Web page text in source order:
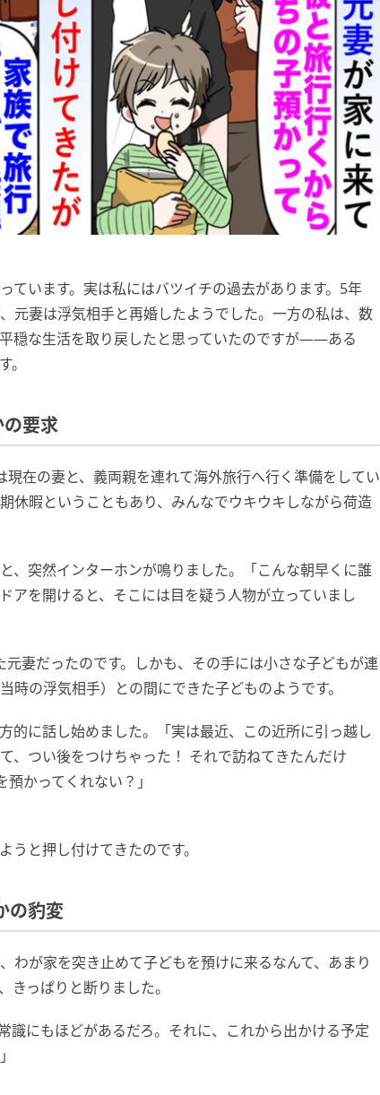
ています。実は私にはバツイチの過去があります。5年
元妻は浮気相手と再婚したようでした。一方の私は、数
穏な生活を取り戻したと思っていたのですが――ある
要求
在の妻と、義両親を連れて海外旅行へ行く準備をしてい
休暇ということもあり、みんなでウキウキしながら荷造
、突然インターホンが鳴りました。「こんな朝早くに誰
アを開けると、そこには目を疑う人物が立っていまし
妻だったのです。しかも、その手には小さな子どもが連
時の浮気相手）との間にできた子どものようです。
的に話し始めました。「実は最近、この近所に引っ越し
、つい後をつけちゃった！ それで訪ねてきたんだけ
かってくれない？」
うと押し付けてきたのです。
の豹変
わが家を突き止めて子どもを預けに来るなんて、あまり
きっぱりと断りました。
識にもほどがあるだろ。それに、これから出かける予定